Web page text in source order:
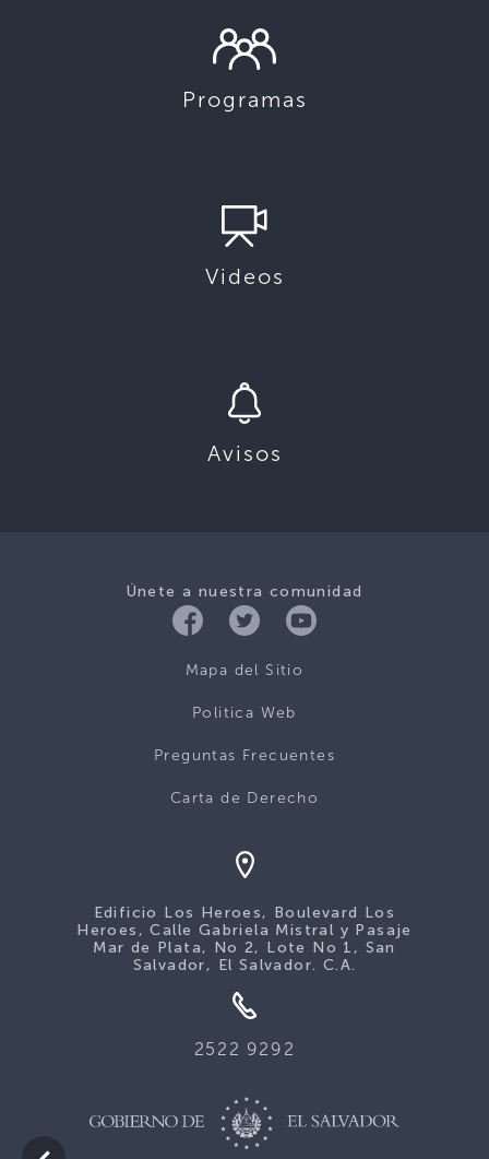
Programas
Videos
Avisos
Únete a nuestra comunidad
Mapa del Sitio
Politica Web
Preguntas Frecuentes
Carta de Derecho
Edificio Los Heroes, Boulevard Los
Heroes, Calle Gabriela Mistral y Pasaje
Mar de Plata, No 2, Lote No 1, San
Salvador, El Salvador. C.A.
2522 9292